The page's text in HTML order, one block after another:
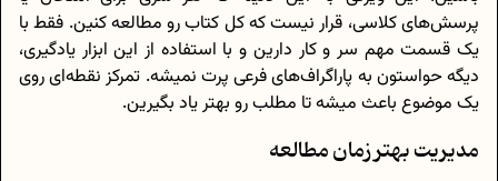
پرسش‌های کلاسی، قرار نیست که کل کتاب رو مطالعه کنین. فقط با
یک قسمت مهم سر و کار دارین و با استفاده از این ابزار یادگیری،
دیگه حواستون به پاراگراف‌های فرعی پرت نمیشه. تمرکز نقطه‌ای روی
یک موضوع باعث میشه تا مطلب رو بهتر یاد بگیرین.
مدیریت بهتر زمان مطالعه